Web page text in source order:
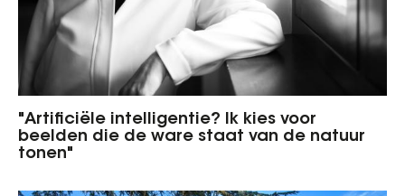
"Artificiële intelligentie? Ik kies voor
beelden die de ware staat van de natuur
tonen"